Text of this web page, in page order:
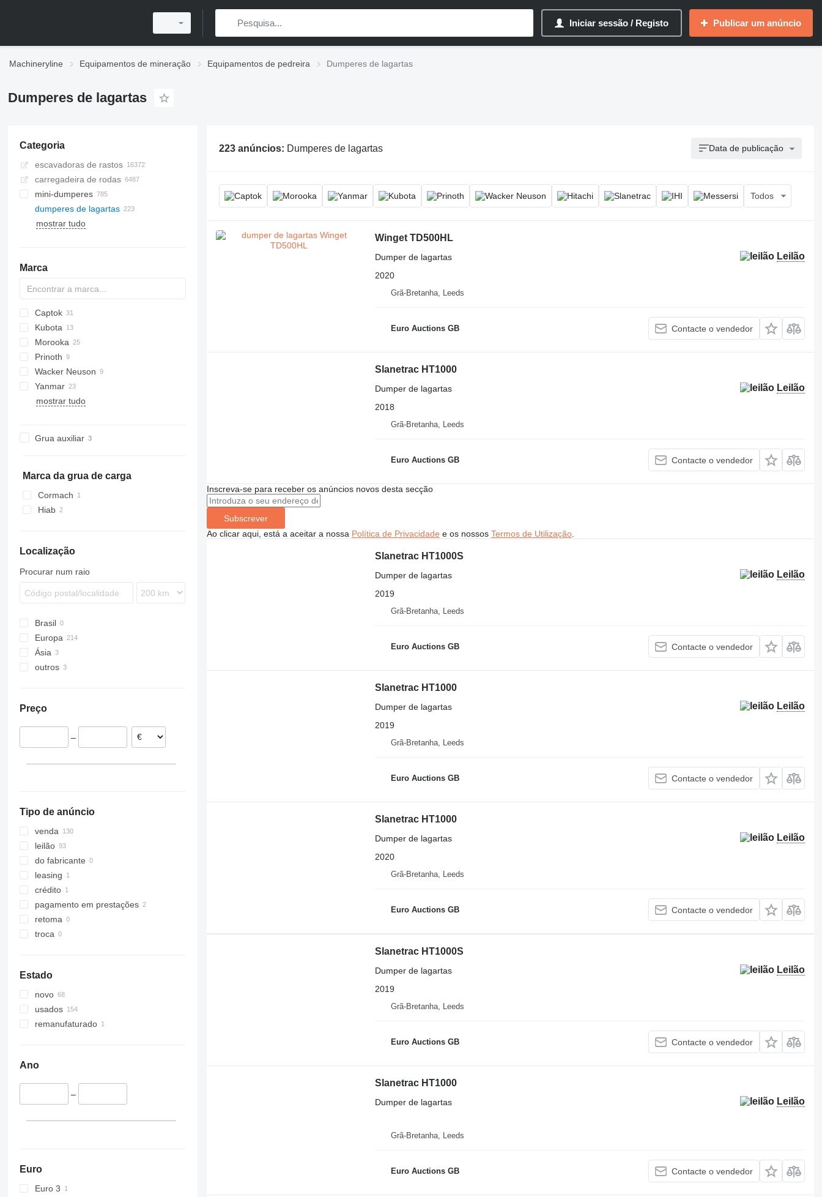
Iniciar sessão / Registo Publicar um anúncio
Machineryline Equipamentos de mineração Equipamentos de pedreira Dumperes de lagartas
Dumperes de lagartas
Categoria
escavadoras de rastos
carregadeira de rodas
mini-dumperes
dumperes de lagartas
mostrar tudo
Marca
B
C-series
S160
Captok
CK
D series
HS
EG
IC
HTD
CD
Kubota
KC-series
CH
TC
Morooka
MST
Prinoth
Panther
T-series
XN
SL
TCR 50
Wacker Neuson
DT
DW
DT
Yanmar
B-series
mostrar tudo
Grua auxiliar
Marca da grua de carga
Cormach
Hiab
Localização
Procurar num raio
Brasil
Europa
Grã-Bretanha
Itália
Polónia
Ásia
Japão
outros
Preço
–
Tipo de anúncio
venda
leilão
do fabricante
leasing
crédito
pagamento em prestações
retoma
troca
Estado
novo
usados
remanufaturado
Ano
–
Euro
Euro 3
223 anúncios: Dumperes de lagartas Data de publicação
Todos
Winget TD500HL
Leilão
Dumper de lagartas
2020
Grã-Bretanha, Leeds
Euro Auctions GB Contacte o vendedor
Slanetrac HT1000
Leilão
Dumper de lagartas
2018
Grã-Bretanha, Leeds
Euro Auctions GB Contacte o vendedor
Inscreva-se para receber os anúncios novos desta secção
Subscrever
Ao clicar aqui, está a aceitar a nossa Política de Privacidade e os nossos Termos de Utilização.
Slanetrac HT1000S
Leilão
Dumper de lagartas
2019
Grã-Bretanha, Leeds
Euro Auctions GB Contacte o vendedor
Slanetrac HT1000
Leilão
Dumper de lagartas
2019
Grã-Bretanha, Leeds
Euro Auctions GB Contacte o vendedor
Slanetrac HT1000
Leilão
Dumper de lagartas
2020
Grã-Bretanha, Leeds
Euro Auctions GB Contacte o vendedor
Slanetrac HT1000S
Leilão
Dumper de lagartas
2019
Grã-Bretanha, Leeds
Euro Auctions GB Contacte o vendedor
Slanetrac HT1000
Leilão
Dumper de lagartas
Grã-Bretanha, Leeds
Euro Auctions GB Contacte o vendedor